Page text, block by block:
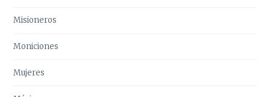
Misioneros
Moniciones
Mujeres